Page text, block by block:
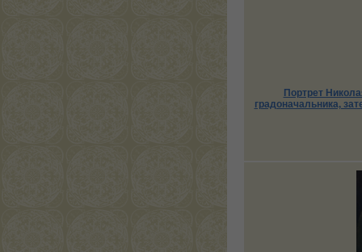
Портрет
градоначальника,